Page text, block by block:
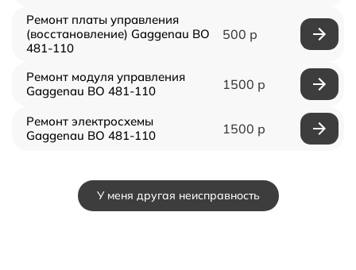
Ремонт платы управления
(восстановление) Gaggenau BO
481-110
500 р
Ремонт модуля управления
Gaggenau BO 481-110
1500 р
Ремонт электросхемы
Gaggenau BO 481-110
1500 р
У меня другая неисправность